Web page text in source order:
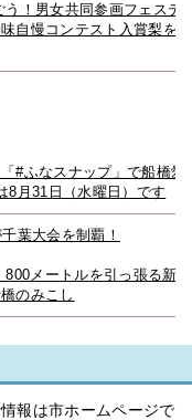
！男女共同参画フェステ
自慢コンテスト入賞梨を
#ふなスナップ」で船橋愛
8月31日（水曜日）です
葉大会を制覇！
メートルを引っ張る新
のみこし
報は市ホームページで